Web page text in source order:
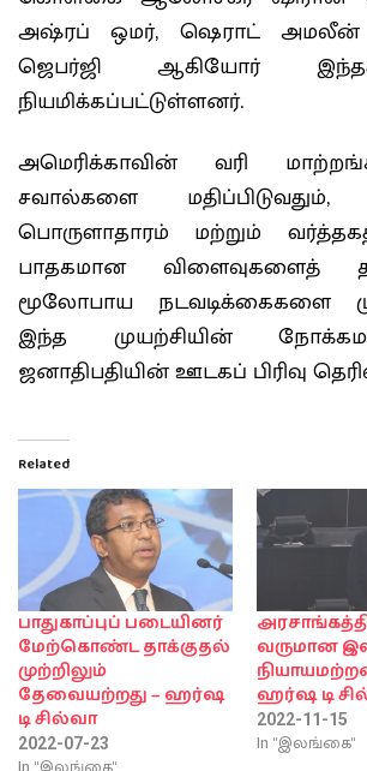
அஷ்ரப் ஒமர், ஷெராட் அமலீன்
ஜெபர்ஜி ஆகியோர்
நியமிக்கப்பட்டுள்ளனர்.
அமெரிக்காவின் வரி
சவால்களை
பொருளாதாரம் மற்றும்
பாதகமான விளைவுகளைத்
மூலோபாய நடவடிக்கைகளை
இந்த முயற்சியின்
ஜனாதிபதியின் ஊடகப் பிரிவு
Related
பாதுகாப்புப் படையினர்
மேற்கொண்ட தாக்குதல்
முற்றிலும்
தேவையற்றது – ஹர்ஷ
டி சில்வா
2022-07-23
வருமான
ஹர்ஷ டி
2022-11-15
In "இலங்கை"